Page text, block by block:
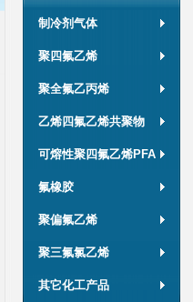
制冷剂气体
聚四氟乙烯
聚全氟乙丙烯
乙烯四氟乙烯共聚物
可熔性聚四氟乙烯PFA
氟橡胶
聚偏氟乙烯
聚三氟氯乙烯
其它化工产品